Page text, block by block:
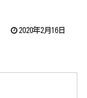
2020年2月16日